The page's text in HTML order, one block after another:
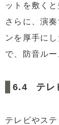
ットを敷くと
さらに、演
ンを厚手に
で、防音ル
テレ
テレビやス